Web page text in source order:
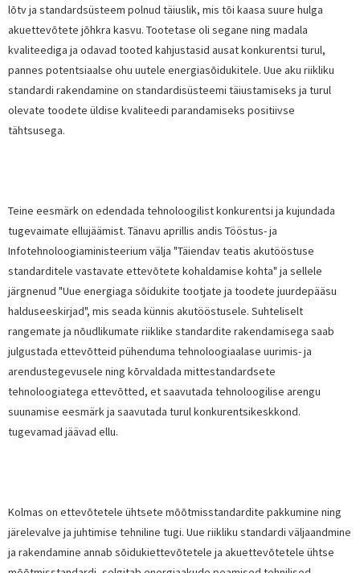
lõtv ja standardsüsteem polnud täiuslik, mis tõi kaasa suure hulga
akuettevõtete jõhkra kasvu. Tootetase oli segane ning madala
kvaliteediga ja odavad tooted kahjustasid ausat konkurentsi turul,
pannes potentsiaalse ohu uutele energiasõidukitele. Uue aku riikliku
standardi rakendamine on standardisüsteemi täiustamiseks ja turul
olevate toodete üldise kvaliteedi parandamiseks positiivse
tähtsusega.
Teine eesmärk on edendada tehnoloogilist konkurentsi ja kujundada
tugevaimate ellujäämist. Tänavu aprillis andis Tööstus- ja
Infotehnoloogiaministeerium välja "Täiendav teatis akutööstuse
standarditele vastavate ettevõtete kohaldamise kohta" ja sellele
järgnenud "Uue energiaga sõidukite tootjate ja toodete juurdepääsu
halduseeskirjad", mis seada künnis akutööstusele. Suhteliselt
rangemate ja nõudlikumate riiklike standardite rakendamisega saab
julgustada ettevõtteid pühenduma tehnoloogiaalase uurimis- ja
arendustegevusele ning kõrvaldada mittestandardsete
tehnoloogiatega ettevõtted, et saavutada tehnoloogilise arengu
suunamise eesmärk ja saavutada turul konkurentsikeskkond.
tugevamad jäävad ellu.
Kolmas on ettevõtetele ühtsete mõõtmisstandardite pakkumine ning
järelevalve ja juhtimise tehniline tugi. Uue riikliku standardi väljaandmine
ja rakendamine annab sõidukiettevõtetele ja akuettevõtetele ühtse